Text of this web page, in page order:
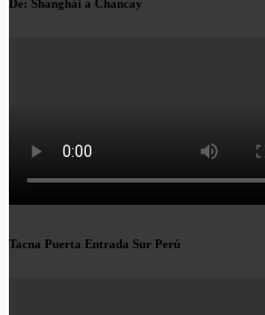
De: Shanghái a Chancay
Tacna Puerta Entrada Sur Perú